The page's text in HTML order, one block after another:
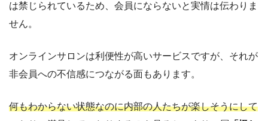
は禁じられているため、会員にならないと実情は伝わりま
せん。
オンラインサロンは利便性が高いサービスですが、それが
非会員への不信感につながる面もあります。
何もわからない状態なのに内部の人たちが楽しそうにして